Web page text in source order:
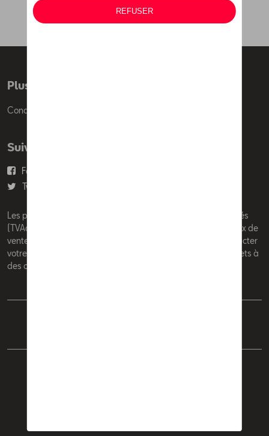
Plus d'informations
Conditions de vente
Suivez nous
Facebook
Twitter
Les prix affichés sur le présent site sont des prix recommandés
(TVAc), hors éventuels frais de montage. Pour connaitre le prix de
vente actuel et les éventuels frais de montage, veuillez contacter
votre concessionnaire/agent. Les prix recommandés sont sujets à
des changements sans préavis.